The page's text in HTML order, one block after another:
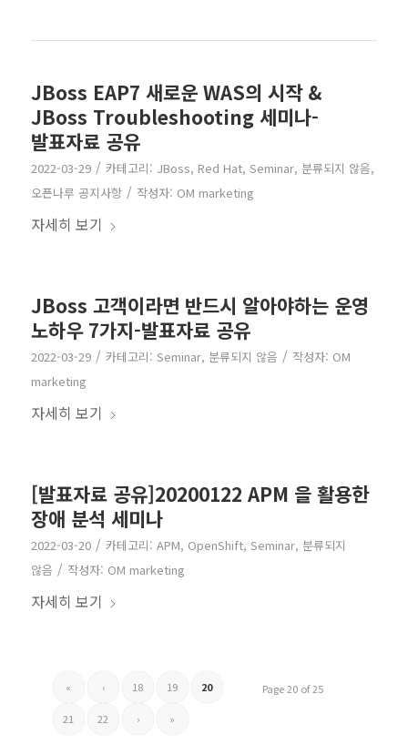
JBoss EAP7 새로운 WAS의 시작 &
JBoss Troubleshooting 세미나-
발표자료 공유
2022-03-29 / 카테고리: JBoss, Red Hat, Seminar, 분류되지 않음,
오픈나루 공지사항 / 작성자: OM marketing
자세히 보기
JBoss 고객이라면 반드시 알아야하는 운영
노하우 7가지-발표자료 공유
2022-03-29 / 카테고리: Seminar, 분류되지 않음 / 작성자: OM
marketing
자세히 보기
[발표자료 공유]20200122 APM 을 활용한
장애 분석 세미나
2022-03-20 / 카테고리: APM, OpenShift, Seminar, 분류되지
않음 / 작성자: OM marketing
자세히 보기
Page 20 of 25
« ‹ 18 19 20
21 22 › »